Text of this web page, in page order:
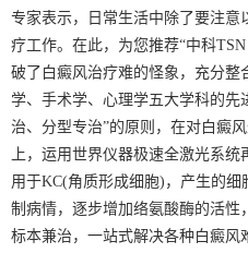
专家表示，日常生活中除了要注意
疗工作。在此，为您推荐“中科
破了白癜风治疗难的怪象，充分整
学、手术学、心理学五大学科的先
治、分型专治”的原则，在对白癜
上，运用世界仪器极速全激光系
用于KC(角质形成细胞)，产生的
制病情，逐步增加络氨酸酶的活性
标本兼治，一站式解决各种白癜风